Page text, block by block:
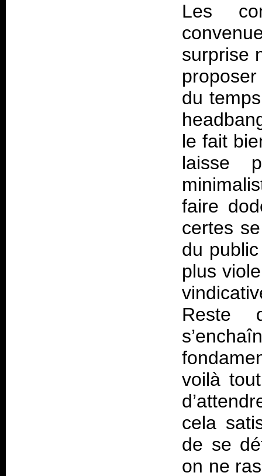
Les
surprise
du
le fait
laisse
faire
certes
du
plus
Reste
voilà
cela
de se
on ne